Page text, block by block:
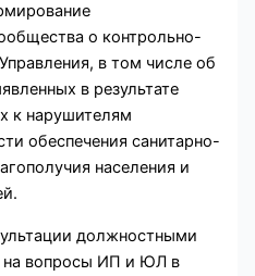
о контрольно-
в том числе об
в результате
к нарушителям
обеспечения санитарно-
населения и
должностными
на вопросы ИП и ЮЛ в